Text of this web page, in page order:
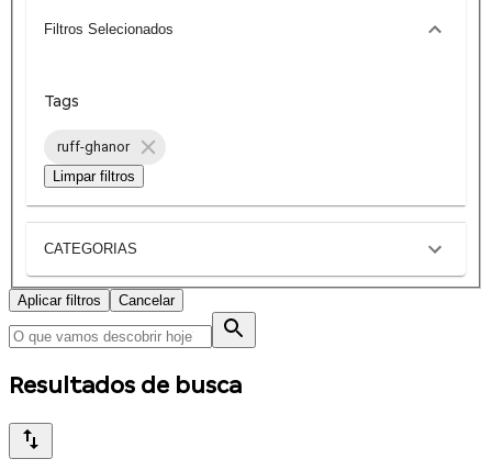
Filtros Selecionados
Tags
ruff-ghanor
Limpar filtros
CATEGORIAS
Aplicar filtros Cancelar
Resultados de busca